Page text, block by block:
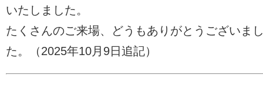
いたしました。
たくさんのご来場、どうもありがとうございま
た。（2025年10月9日追記）